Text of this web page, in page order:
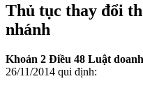
Thủ tục thay đổi
nhánh
Khoản 2 Điều 48 Luật
26/11/2014 qui định: